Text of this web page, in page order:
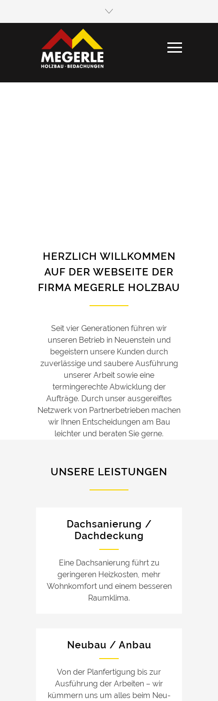
HERZLICH WILLKOMMEN
AUF DER WEBSEITE DER
FIRMA MEGERLE HOLZBAU
Seit vier Generationen führen wir
unseren Betrieb in Neuenstein und
begeistern unsere Kunden durch
zuverlässige und saubere Ausführung
unserer Arbeit sowie eine
termingerechte Abwicklung der
Aufträge. Durch unser ausgereiftes
Netzwerk von Partnerbetrieben machen
wir Ihnen Entscheidungen am Bau
leichter und beraten Sie gerne.
UNSERE LEISTUNGEN
Dachsanierung /
Dachdeckung
Eine Dachsanierung führt zu
geringeren Heizkosten, mehr
Wohnkomfort und einem besseren
Raumklima.
Neubau / Anbau
Von der Planfertigung bis zur
Ausführung der Arbeiten – wir
kümmern uns um alles beim Neu-